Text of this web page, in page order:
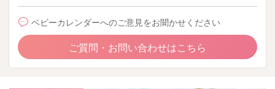
ベビーカレンダーへのご意見をお聞かせください
ご質問・お問い合わせはこちら